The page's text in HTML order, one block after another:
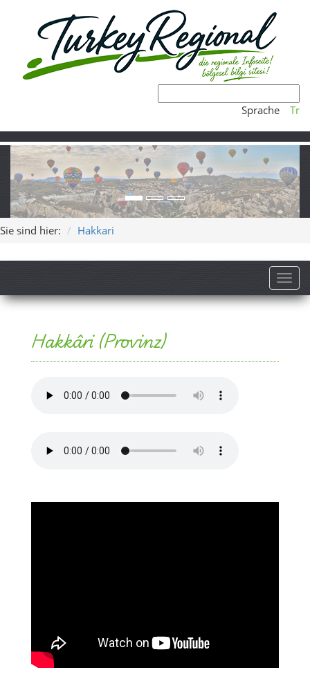
Sprache Tr
Sie sind hier: Hakkari
Hakkâri (Provinz)